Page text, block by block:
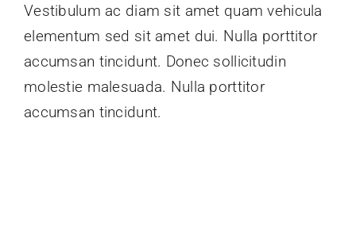
Vestibulum ac diam sit amet quam vehicula
elementum sed sit amet dui. Nulla porttitor
accumsan tincidunt. Donec sollicitudin
molestie malesuada. Nulla porttitor
accumsan tincidunt.